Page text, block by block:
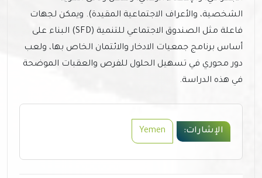
الشخصية، والأعراف الاجتماعية المقيدة). ويمكن لجهات
فاعلة مثل الصندوق الاجتماعي للتنمية (SFD) البناء على
أساس برنامج جمعيات الادخار والائتمان الخاص بها، ولعب
دور محوري في تسهيل الحلول للفرص والعقبات الموضحة
في هذه الدراسة.
الإشارات: Yemen